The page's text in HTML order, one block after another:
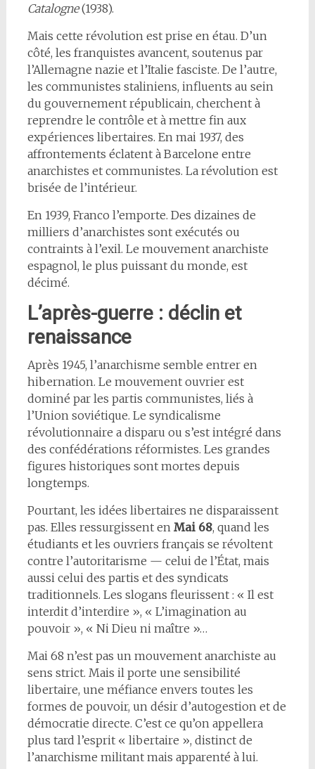
Catalogne(1938).
Mais cette révolution est prise en étau. D’un
côté, les franquistes avancent, soutenus par
l’Allemagne nazie et l’Italie fasciste. De l’autre,
les communistes staliniens, influents au sein
du gouvernement républicain, cherchent à
reprendre le contrôle et à mettre fin aux
expériences libertaires. En mai 1937, des
affrontements éclatent à Barcelone entre
anarchistes et communistes. La révolution est
brisée de l’intérieur.
En 1939, Franco l’emporte. Des dizaines de
milliers d’anarchistes sont exécutés ou
contraints à l’exil. Le mouvement anarchiste
espagnol, le plus puissant du monde, est
décimé.
L’après-guerre : déclin et
renaissance
Après 1945, l’anarchisme semble entrer en
hibernation. Le mouvement ouvrier est
dominé par les partis communistes, liés à
l’Union soviétique. Le syndicalisme
révolutionnaire a disparu ou s’est intégré dans
des confédérations réformistes. Les grandes
figures historiques sont mortes depuis
longtemps.
Pourtant, les idées libertaires ne disparaissent
pas. Elles ressurgissent en Mai 68, quand les
étudiants et les ouvriers français se révoltent
contre l’autoritarisme — celui de l’État, mais
aussi celui des partis et des syndicats
traditionnels. Les slogans fleurissent : « Il est
interdit d’interdire », « L’imagination au
pouvoir », « Ni Dieu ni maître »…
Mai 68 n’est pas un mouvement anarchiste au
sens strict. Mais il porte une sensibilité
libertaire, une méfiance envers toutes les
formes de pouvoir, un désir d’autogestion et de
démocratie directe. C’est ce qu’on appellera
plus tard l’esprit « libertaire », distinct de
l’anarchisme militant mais apparenté à lui.